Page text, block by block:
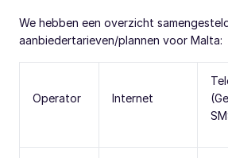
We hebben een overzicht
aanbiedertarieven/plannen voor Malta:
Operator Internet